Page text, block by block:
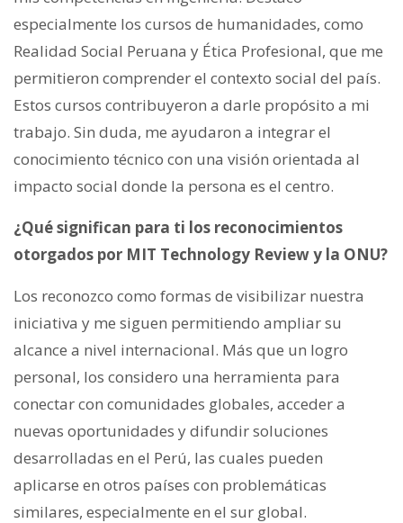
especialmente los cursos de humanidades, como
Realidad Social Peruana y Ética Profesional, que me
permitieron comprender el contexto social del país.
Estos cursos contribuyeron a darle propósito a mi
trabajo. Sin duda, me ayudaron a integrar el
conocimiento técnico con una visión orientada al
impacto social donde la persona es el centro.
¿Qué significan para ti los reconocimientos
otorgados por MIT Technology Review y la ONU?
Los reconozco como formas de visibilizar nuestra
iniciativa y me siguen permitiendo ampliar su
alcance a nivel internacional. Más que un logro
personal, los considero una herramienta para
conectar con comunidades globales, acceder a
nuevas oportunidades y difundir soluciones
desarrolladas en el Perú, las cuales pueden
aplicarse en otros países con problemáticas
similares, especialmente en el sur global.